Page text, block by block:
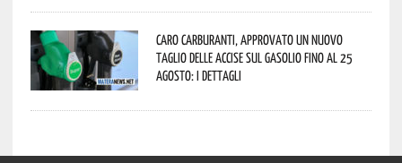
Caro carburanti, approvato un nuovo
taglio delle accise sul gasolio fino al 25
agosto: i dettagli